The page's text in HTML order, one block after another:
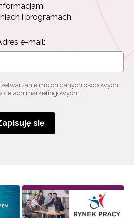
i programach.
e-mail:
moich danych osobowych
celach marketingowych.
się